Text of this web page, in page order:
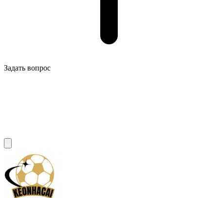
Задать вопрос